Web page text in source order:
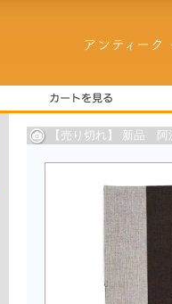
【売り切れ】 新品